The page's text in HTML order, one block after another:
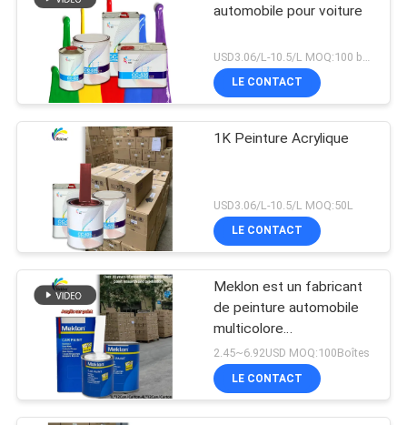
automobile pour voiture
LE CONTACT
1K Peinture Acrylique
USD3.06/L-10.5/L MOQ:50L
LE CONTACT
Meklon est un fabricant
de peinture automobile
multicolore
personnalisable
2.45~6.92USD MOQ:100Boîtes
LE CONTACT